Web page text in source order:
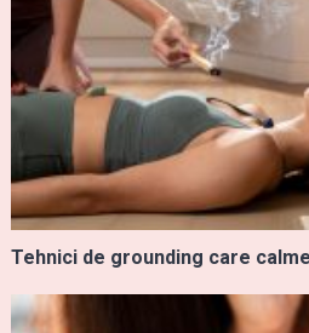
Tehnici de grounding care